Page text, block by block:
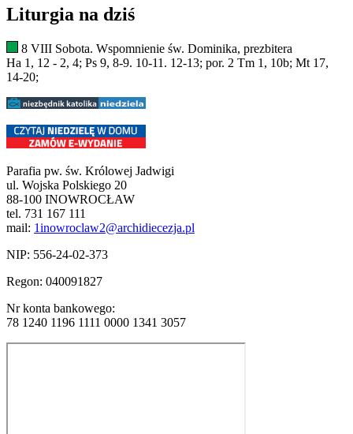
Liturgia na dziś
8 VIII Sobota. Wspomnienie św. Dominika, prezbitera
Ha 1, 12 - 2, 4; Ps 9, 8-9. 10-11. 12-13; por. 2 Tm 1, 10b; Mt 17,
14-20;
Parafia pw. św. Królowej Jadwigi
ul. Wojska Polskiego 20
88-100 INOWROCŁAW
tel. 731 167 111
mail: 1inowroclaw2@archidiecezja.pl
NIP: 556-24-02-373
Regon: 040091827
Nr konta bankowego:
78 1240 1196 1111 0000 1341 3057